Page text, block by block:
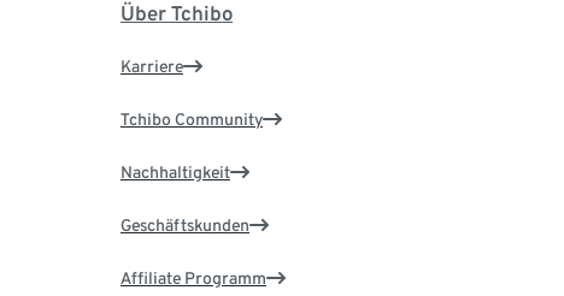
Über Tchibo
Karriere
Tchibo Community
Nachhaltigkeit
Geschäftskunden
Affiliate Programm